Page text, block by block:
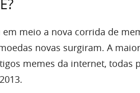
em meio a nova corrida de
novas surgiram. A
memes da internet, todas